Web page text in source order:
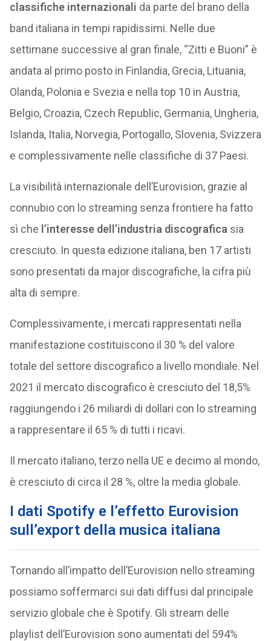
classifiche internazionali da parte del brano della
band italiana in tempi rapidissimi. Nelle due
settimane successive al gran finale, “Zitti e Buoni” è
andata al primo posto in Finlandia, Grecia, Lituania,
Olanda, Polonia e Svezia e nella top 10 in Austria,
Belgio, Croazia, Czech Republic, Germania, Ungheria,
Islanda, Italia, Norvegia, Portogallo, Slovenia, Svizzera
e complessivamente nelle classifiche di 37 Paesi.
La visibilità internazionale dell’Eurovision, grazie al
connubio con lo streaming senza frontiere ha fatto
sì che l’interesse dell’industria discografica sia
cresciuto. In questa edizione italiana, ben 17 artisti
sono presentati da major discografiche, la cifra più
alta di sempre.
Complessivamente, i mercati rappresentati nella
manifestazione costituiscono il 30 % del valore
totale del settore discografico a livello mondiale. Nel
2021 il mercato discografico è cresciuto del 18,5%
raggiungendo i 26 miliardi di dollari con lo streaming
a rappresentare il 65 % di tutti i ricavi.
Il mercato italiano, terzo nella UE e decimo al mondo,
è cresciuto di circa il 28 %, oltre la media globale.
I dati Spotify e l’effetto Eurovision
sull’export della musica italiana
Tornando all’impatto dell’Eurovision nello streaming
possiamo soffermarci sui dati diffusi dal principale
servizio globale che è Spotify. Gli stream delle
playlist dell’Eurovision sono aumentati del 594%